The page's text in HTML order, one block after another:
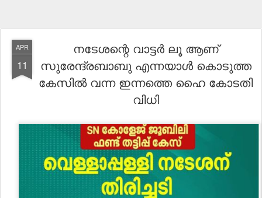
APR
11
നടേശന്റെ വാട്ടർ ലൂ ആണ്
സുരേന്ദ്രബാബു എന്നയാൾ കൊടുത്ത
കേസിൽ വന്ന ഇന്നത്തെ ഹൈ കോടതി
വിധി